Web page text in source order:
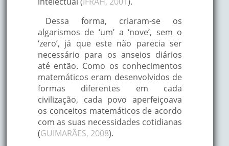
Dessa forma, criaram-se os
algarismos de ‘um’ a ‘nove’, sem o
‘zero’, já que este não parecia ser
necessário para os anseios diários
até então. Como os conhecimentos
matemáticos eram desenvolvidos de
formas diferentes em cada
civilização, cada povo aperfeiçoava
os conceitos matemáticos de acordo
com as suas necessidades cotidianas
(GUIMARÃES, 2008).